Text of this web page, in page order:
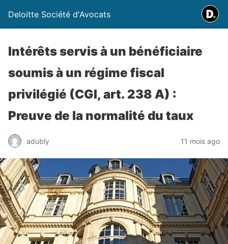
Deloitte Société d'Avocats
Intérêts servis à un bénéficiaire
soumis à un régime fiscal
privilégié (CGI, art. 238 A) :
Preuve de la normalité du taux
adubly 11 mois ago